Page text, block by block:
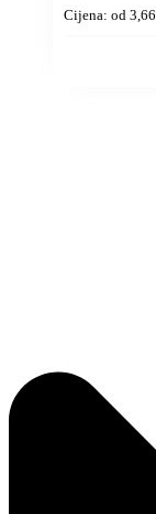
Cijena: od 3,66